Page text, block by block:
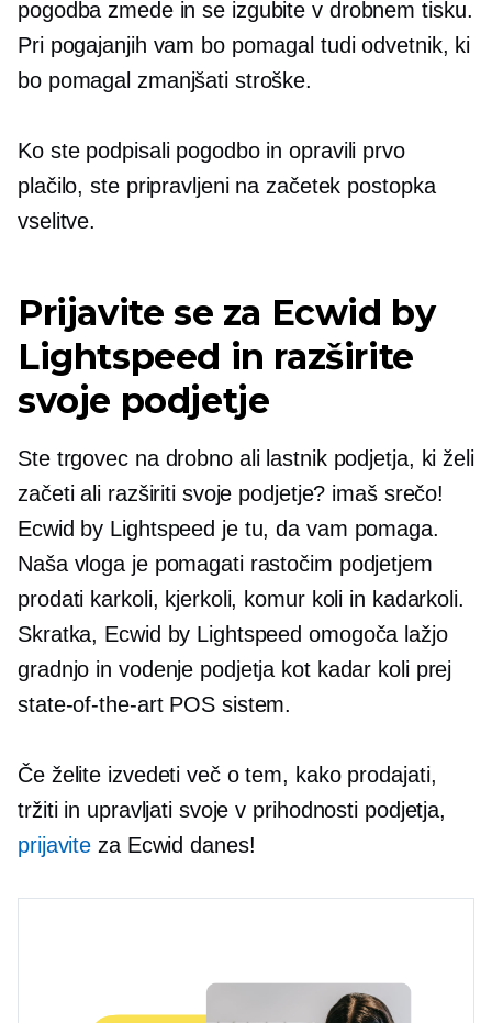
pogodba zmede in se izgubite v drobnem tisku.
Pri pogajanjih vam bo pomagal tudi odvetnik, ki
bo pomagal zmanjšati stroške.
Ko ste podpisali pogodbo in opravili prvo
plačilo, ste pripravljeni na začetek postopka
vselitve.
Prijavite se za Ecwid by
Lightspeed in razširite
svoje podjetje
Ste trgovec na drobno ali lastnik podjetja, ki želi
začeti ali razširiti svoje podjetje? imaš srečo!
Ecwid by Lightspeed je tu, da vam pomaga.
Naša vloga je pomagati rastočim podjetjem
prodati karkoli, kjerkoli, komur koli in kadarkoli.
Skratka, Ecwid by Lightspeed omogoča lažjo
gradnjo in vodenje podjetja kot kadar koli prej
state-of-the-artPOS sistem.
Če želite izvedeti več o tem, kako prodajati,
tržiti in upravljati svojev prihodnosti podjetja,
prijavite za Ecwid danes!